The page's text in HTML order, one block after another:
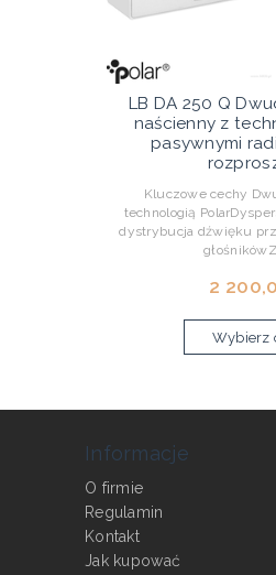
LB DA 250 Q
naścienny z
pasywnymi
Kluczowe cechy
technologią
dystrybucja dźwięku
2
Wybierz
Informacje
O firmie
Regulamin
Kontakt
Jak kupować